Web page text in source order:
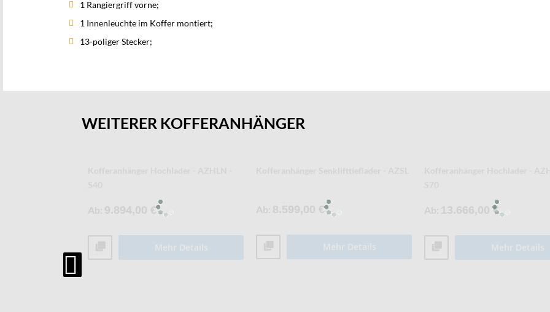
1 Rangiergriff vorne;
1 Innenleuchte im Koffer montiert;
13-poliger Stecker;
WEITERER KOFFERANHÄNGER
9.894,00 €
Mehr Details
8.599,00 €
Mehr Details
13.666,00 €
Mehr Details